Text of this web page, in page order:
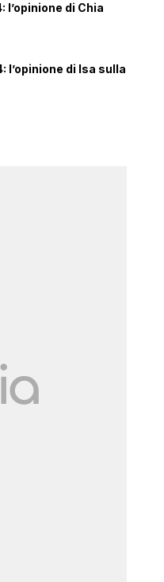
l’opinione di Chia
l’opinione di Isa sulla